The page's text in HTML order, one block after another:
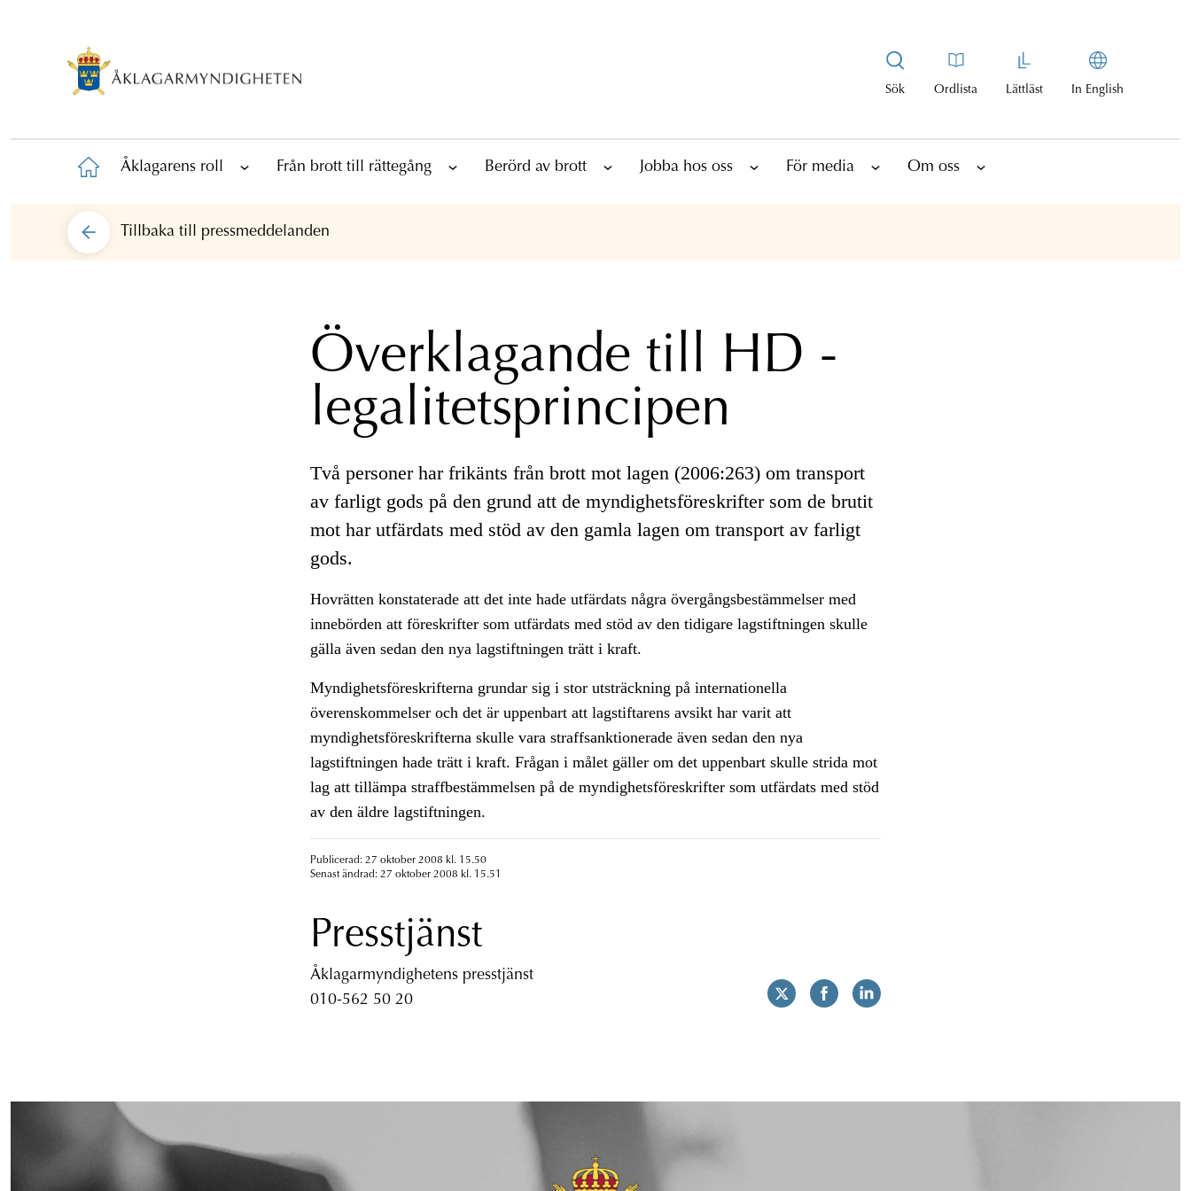
Sök Ordlista Lättläst In English
Åklagarens roll Från brott till rättegång Berörd av brott Jobba hos oss För media Om oss
Tillbaka till pressmeddelanden
Överklagande till HD -
legalitetsprincipen
Två personer har frikänts från brott mot lagen (2006:263) om transport
av farligt gods på den grund att de myndighetsföreskrifter som de brutit
mot har utfärdats med stöd av den gamla lagen om transport av farligt
gods.
Hovrätten konstaterade att det inte hade utfärdats några övergångsbestämmelser med
innebörden att föreskrifter som utfärdats med stöd av den tidigare lagstiftningen skulle
gälla även sedan den nya lagstiftningen trätt i kraft.
Myndighetsföreskrifterna grundar sig i stor utsträckning på internationella
överenskommelser och det är uppenbart att lagstiftarens avsikt har varit att
myndighetsföreskrifterna skulle vara straffsanktionerade även sedan den nya
lagstiftningen hade trätt i kraft. Frågan i målet gäller om det uppenbart skulle strida mot
lag att tillämpa straffbestämmelsen på de myndighetsföreskrifter som utfärdats med stöd
av den äldre lagstiftningen.
Publicerad: 27 oktober 2008 kl. 15.50
Senast ändrad: 27 oktober 2008 kl. 15.51
Presstjänst
Åklagarmyndighetens presstjänst
010-562 50 20